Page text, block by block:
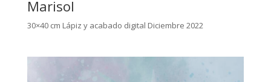
Marisol
30×40 cm Lápiz y acabado digital Diciembre 2022